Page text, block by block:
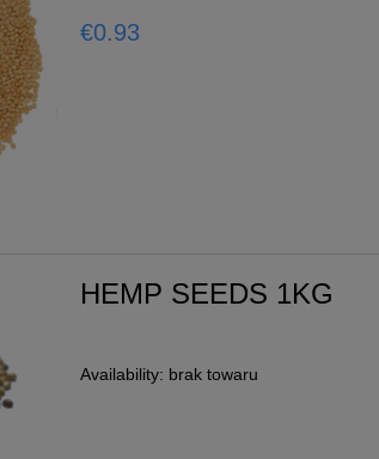
€0.93
HEMP SEEDS 1KG
Availability: brak towaru